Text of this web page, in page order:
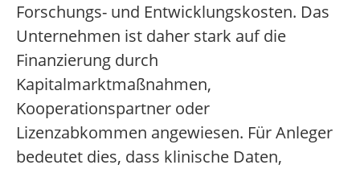
Forschungs- und Entwicklungskosten. Das
Unternehmen ist daher stark auf die
Finanzierung durch
Kapitalmarktmaßnahmen,
Kooperationspartner oder
Lizenzabkommen angewiesen. Für Anleger
bedeutet dies, dass klinische Daten,